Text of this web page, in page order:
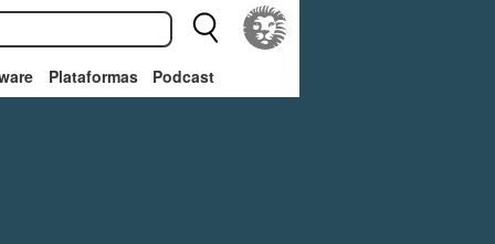
Plataformas Podcast